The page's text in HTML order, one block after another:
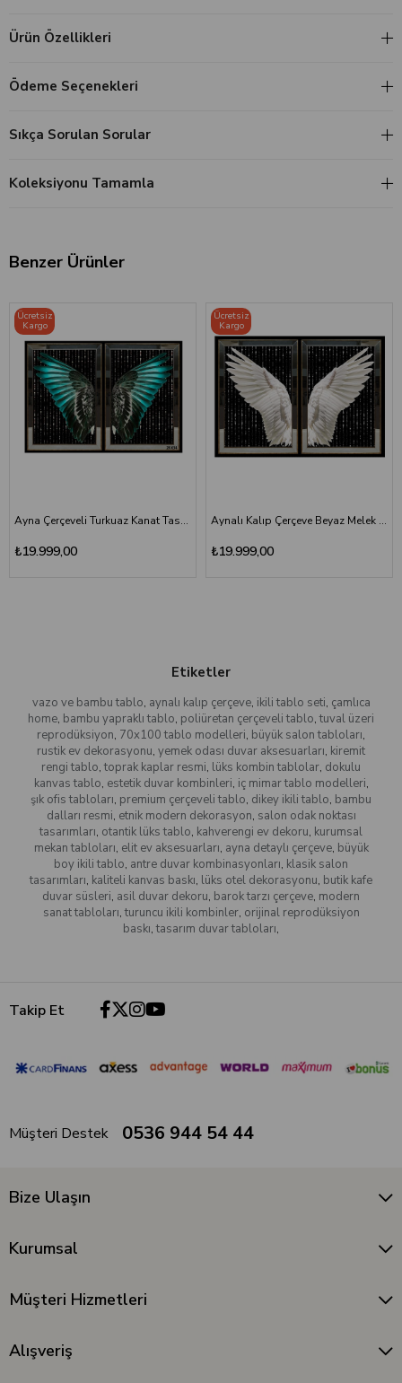
Ürün Özellikleri
Ödeme Seçenekleri
Sıkça Sorulan Sorular
Koleksiyonu Tamamla
Benzer Ürünler
Ayna Çerçeveli Turkuaz Kanat Tasarımlı 2'li Cam Tablo Seti
₺19.999,00
Ücretsiz
Kargo
Aynalı Kalıp Çerçeve Beyaz Melek Kanadı İkili Tablo
₺19.999,00
Ücretsiz
Kargo
Etiketler
vazo ve bambu tablo, aynalı kalıp çerçeve, ikili tablo seti, çamlıca
home, bambu yapraklı tablo, poliüretan çerçeveli tablo, tuval üzeri
reprodüksiyon, 70x100 tablo modelleri, büyük salon tabloları,
rustik ev dekorasyonu, yemek odası duvar aksesuarları, kiremit
rengi tablo, toprak kaplar resmi, lüks kombin tablolar, dokulu
kanvas tablo, estetik duvar kombinleri, iç mimar tablo modelleri,
şık ofis tabloları, premium çerçeveli tablo, dikey ikili tablo, bambu
dalları resmi, etnik modern dekorasyon, salon odak noktası
tasarımları, otantik lüks tablo, kahverengi ev dekoru, kurumsal
mekan tabloları, elit ev aksesuarları, ayna detaylı çerçeve, büyük
boy ikili tablo, antre duvar kombinasyonları, klasik salon
tasarımları, kaliteli kanvas baskı, lüks otel dekorasyonu, butik kafe
duvar süsleri, asil duvar dekoru, barok tarzı çerçeve, modern
sanat tabloları,turuncu ikili kombinler, orijinal reprodüksiyon
baskı, tasarım duvar tabloları,
Takip Et
Müşteri Destek 0536 944 54 44
Bize Ulaşın
Kurumsal
Müşteri Hizmetleri
Alışveriş